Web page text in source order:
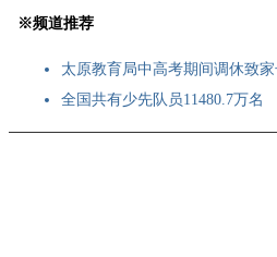
※频道推荐
太原教育局中高考期间调休致
全国共有少先队员11480.7万名